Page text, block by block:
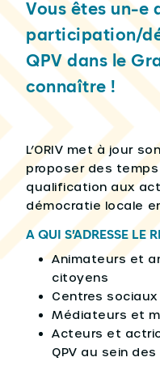
Vous êtes un-e
participation/
QPV dans le
connaître !
L’ORIV met à jour
proposer des
qualification aux
démocratie locale en
A QUI S’ADRESSE LE
Animateurs et
citoyens
Centres sociaux
Médiateurs et
Acteurs et
QPV au sein